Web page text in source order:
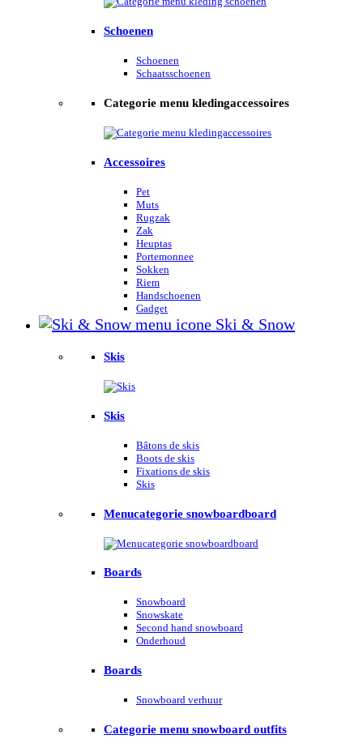
Schoenen
Schoenen
Schaatsschoenen
Categorie menu kledingaccessoires
Accessoires
Pet
Muts
Rugzak
Zak
Heuptas
Portemonnee
Sokken
Riem
Handschoenen
Gadget
Ski & Snow
Skis
Skis
Bâtons de skis
Boots de skis
Fixations de skis
Skis
Menucategorie snowboardboard
Boards
Snowboard
Snowskate
Second hand snowboard
Onderhoud
Boards
Snowboard verhuur
Categorie menu snowboard outfits